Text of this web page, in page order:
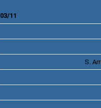
03/11
S.